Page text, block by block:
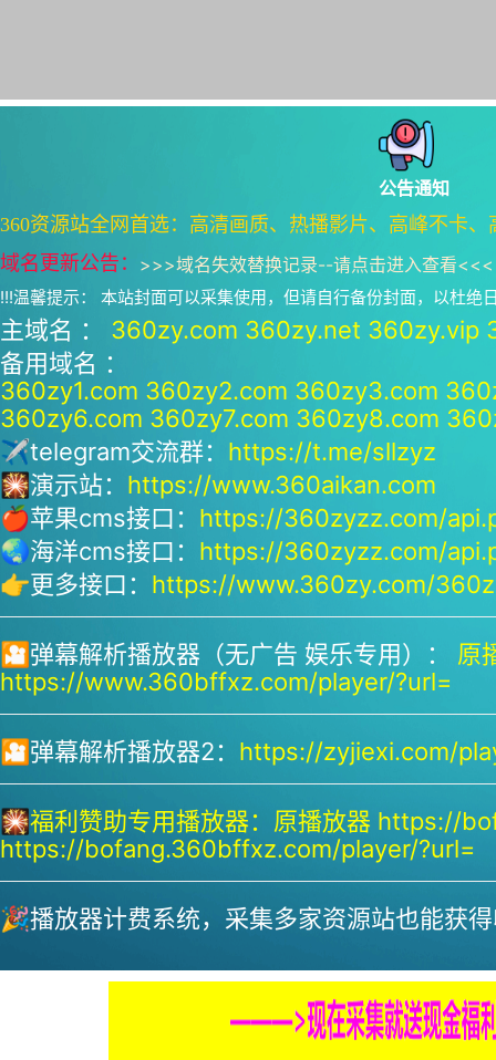
公告通知
360资源站全网首选：高清画质、热播影片、高峰不卡
域名更新公告： >>>域名失效替换记录--请点击进入查看<<<
!!!温馨提示： 本站封面可以采集使用，但请自行备份封面，以杜绝
主域名 ： 360zy.com 360zy.net 360zy.vip
备用域名 ：
360zy1.com 360zy2.com 360zy3.com
360zy6.com 360zy7.com 360zy8.com
✈telegram交流群： https://t.me/sllzyz
🎇演示站： https://www.360aikan.com
🍎苹果cms接口： https://360zyzz.com/
🌏海洋cms接口： https://360zyzz.com/
👉更多接口： https://www.360zy.com/
🎦弹幕解析播放器（无广告 娱乐专用）： 原
https://www.360bffxz.com/player/?url=
🎦弹幕解析播放器2： https://zyjiexi.com/
🎇福利赞助专用播放器： 原播放器 https://
https://bofang.360bffxz.com/player/?url=
🎉播放器计费系统，采集多家资源站也能获